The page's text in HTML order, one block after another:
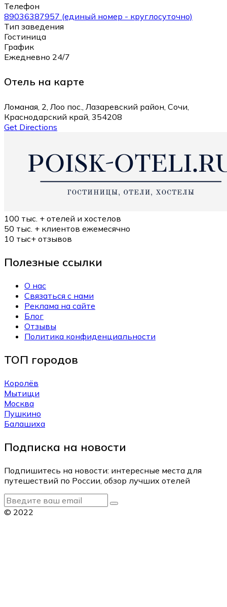
Телефон
89036387957 (единый номер - круглосуточно)
Тип заведения
Гостиница
График
Ежедневно 24/7
Отель на карте
Ломаная, 2, Лоо пос., Лазаревский район, Сочи,
Краснодарский край, 354208
Get Directions
100 тыс. + отелей и хостелов
50 тыс. + клиентов ежемесячно
10 тыс+ отзывов
Полезные ссылки
О нас
Связаться с нами
Реклама на сайте
Блог
Отзывы
Политика конфиденциальности
ТОП городов
Королёв
Мытищи
Москва
Пушкино
Балашиха
Подписка на новости
Подпишитесь на новости: интересные места для
путешествий по России, обзор лучших отелей
© 2022